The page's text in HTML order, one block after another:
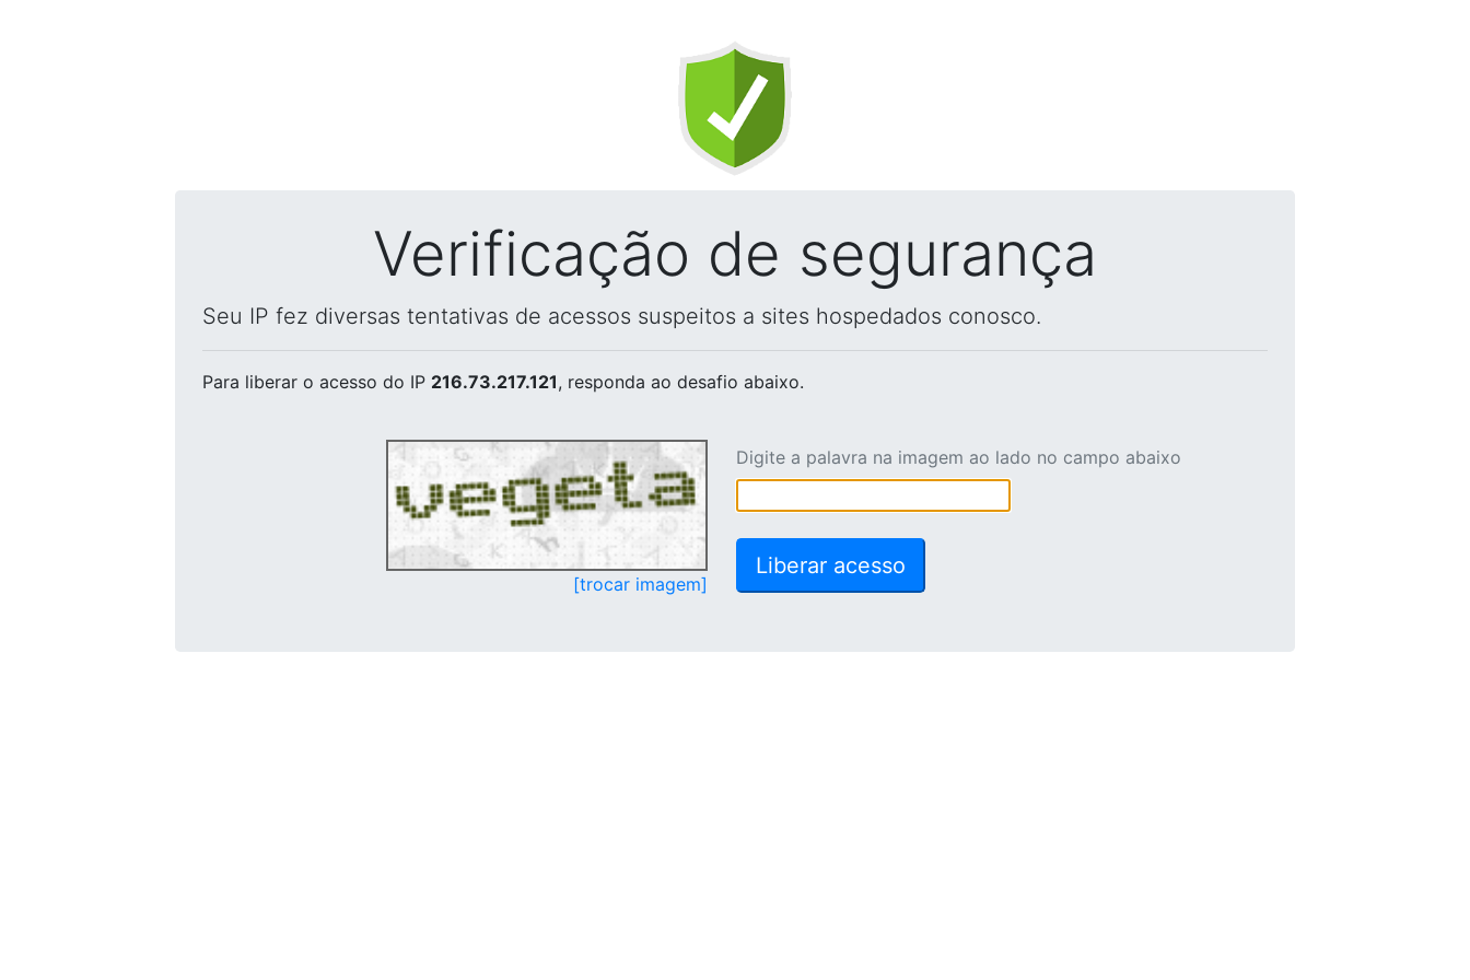
Verificação de segurança
Seu IP fez diversas tentativas de acessos suspeitos a sites hospedados conosco.
Para liberar o acesso do IP 216.73.217.121, responda ao desafio abaixo.
[trocar imagem]
Digite a palavra na imagem ao lado no campo abaixo